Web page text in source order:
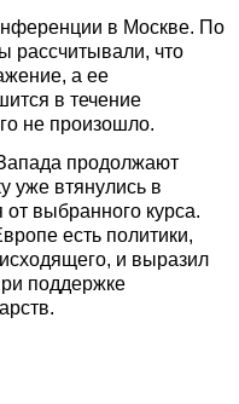
в Москве. По
рассчитывали, что
а ее
в течение
не произошло.
продолжают
уже втянулись в
от выбранного курса.
есть политики,
и выразил
поддержке